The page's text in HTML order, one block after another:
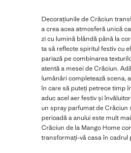
Decorațiunile de Crăciun
a crea acea atmosferă unică
zi cu lumină blândă până la
ta să reflecte spiritul festiv cu
pariază pe combinarea
atentă a mesei de Crăciun.
lumânări completează scena,
în care să puteți petrece timp
aduc acel aer festiv și
un spray parfumat de Crăciun
perioadă a anului este mult
Crăciun de la Mango Home
transformați-vă casa în cadrul